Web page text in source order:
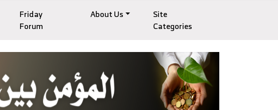
Friday
Forum
About Us
Site
Categories